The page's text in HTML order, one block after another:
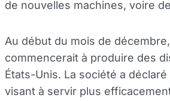
de nouvelles machines, voire
Au début du mois de
commencerait à produire des
États-Unis. La société a
visant à servir plus